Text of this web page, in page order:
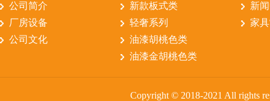
公司简介
厂房设备
公司文化
新款板式类
轻奢系列
油漆胡桃色类
油漆金胡桃色类
新
家
Copyright © 2018-2021 All rights